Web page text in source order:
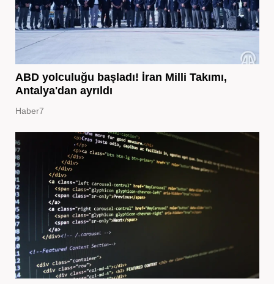
ABD yolculuğu başladı! İran Milli Takımı,
Antalya'dan ayrıldı
Haber7